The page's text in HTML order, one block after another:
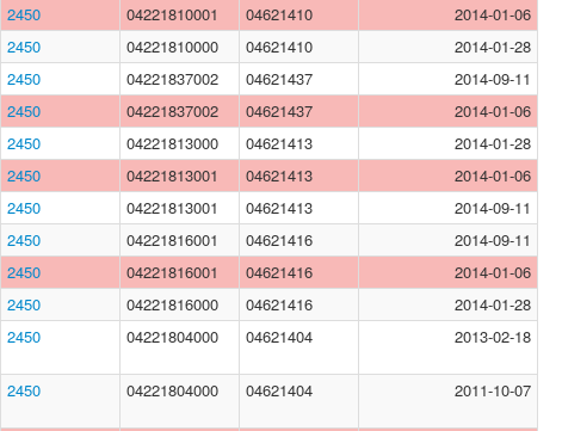
2450 04221810001 04621410
2014-01-06
2450 04221810000 04621410
2014-01-28
2450 04221837002 04621437
2014-09-11
2450 04221837002 04621437
2014-01-06
2450 04221813000 04621413
2014-01-28
2450 04221813001 04621413
2014-01-06
2450 04221813001 04621413
2014-09-11
2450 04221816001 04621416
2014-09-11
2450 04221816001 04621416
2014-01-06
2450 04221816000 04621416
2014-01-28
2450 04221804000 04621404 2013-02-18
2450 04221804000 04621404 2011-10-07